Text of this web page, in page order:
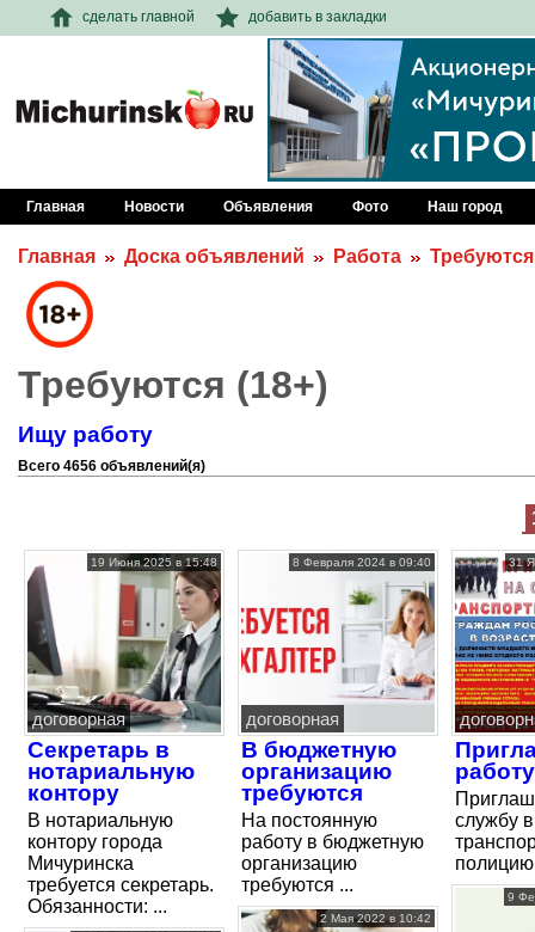
сделать главной добавить в закладки
Главная Новости Объявления Фото Наш город
Главная Доска объявлений Работа Требуются
Требуются (18+)
Ищу работу
Всего 4656 объявлений(я)
19 Июня 2025 в 15:48
договорная
Секретарь в
нотариальную
контору
В нотариальную
контору города
Мичуринска
требуется секретарь.
Обязанности: ...
8 Февраля 2024 в 09:40
договорная
В бюджетную
организацию
требуются
На постоянную
работу в бюджетную
организацию
требуются ...
2 Мая 2022 в 10:42
31
работу
службу в
полицию
9